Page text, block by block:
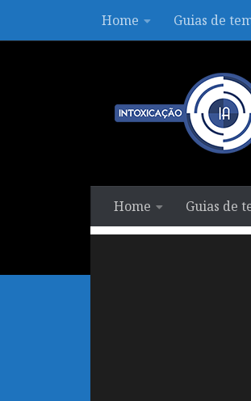
Skip to contentHome Guias de
Home Guias de